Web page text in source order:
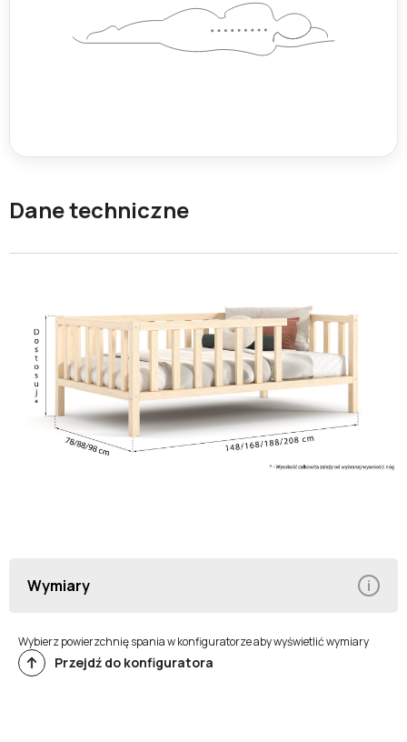
Dane techniczne
Wymiary
Wybierz powierzchnię spania w konfiguratorze aby wyświetlić wymiary
Przejdź do konfiguratora